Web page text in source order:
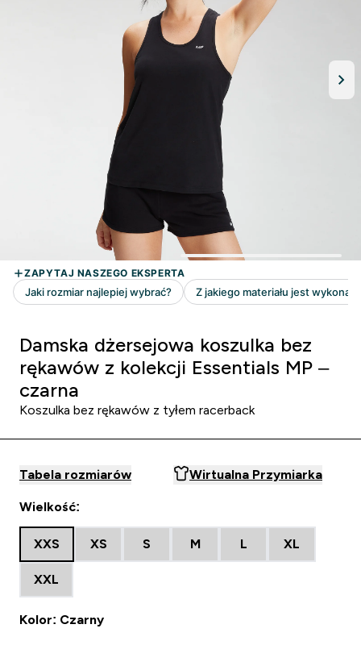
Damska dżersejowa koszulka bez
rękawów z kolekcji Essentials MP –
czarna
Koszulka bez rękawów z tyłem racerback
Tabela rozmiarów Wirtualna Przymiarka
Wielkość:
XXS XS S M L XL
XXL
Kolor: Czarny